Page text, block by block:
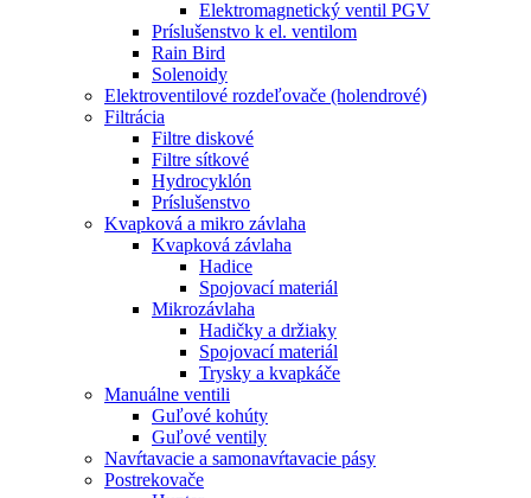
Elektromagnetický ventil PGV
Príslušenstvo k el. ventilom
Rain Bird
Solenoidy
Elektroventilové rozdeľovače (holendrové)
Filtrácia
Filtre diskové
Filtre sítkové
Hydrocyklón
Príslušenstvo
Kvapková a mikro závlaha​
Kvapková závlaha
Hadice
Spojovací materiál
Mikrozávlaha
Hadičky a držiaky
Spojovací materiál
Trysky a kvapkáče
Manuálne ventili
Guľové kohúty
Guľové ventily
Navŕtavacie a samonavŕtavacie pásy
Postrekovače